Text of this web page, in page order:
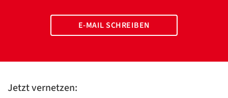
E-MAIL SCHREIBEN
Jetzt vernetzen: